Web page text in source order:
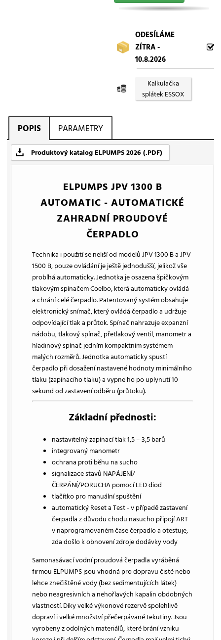
ODESÍLÁME
ZÍTRA -
10.8.2026
Kalkulačka
splátek ESSOX
POPIS PARAMETRY
Produktový katalog ELPUMPS 2026 (.PDF)
ELPUMPS JPV 1300 B
AUTOMATIC - AUTOMATICKÉ
ZAHRADNÍ PROUDOVÉ
ČERPADLO
Technika i použití se neliší od modelů JPV 1300 B a JPV
1500 B, pouze ovládání je ještě jednodušší, jelikož vše
probíhá automaticky. Jednotka je osazena špičkovým
tlakovým spínačem Coelbo, která automaticky ovládá
a chrání celé čerpadlo. Patentovaný systém obsahuje
elektronický snímač, který ovládá čerpadlo a udržuje
odpovídající tlak a průtok. Spínač nahrazuje expanzní
nádobu, tlakový spínač, přetlakový ventil, manometr a
hladinový spínač jedním kompaktním systémem
malých rozměrů. Jednotka automaticky spustí
čerpadlo při dosažení nastavené hodnoty minimálního
tlaku (zapínacího tlaku) a vypne ho po uplynutí 10
sekund od zastavení odběru (průtoku).
Základní přednosti:
nastavitelný zapínací tlak 1,5 – 3,5 barů
integrovaný manometr
ochrana proti běhu na sucho
signalizace stavů NAPÁJENÍ/
ČERPÁNÍ/PORUCHA pomocí LED diod
tlačítko pro manuální spuštění
automatický Reset a Test - v případě zastavení
čerpadla z důvodu chodu nasucho připojí ART
v naprogramovaném čase čerpadlo a otestuje,
zda došlo k obnovení zdroje dodávky vody
Samonasávací vodní proudová čerpadla vyráběná
firmou ELPUMPS jsou vhodná pro dopravu čisté nebo
lehce znečištěné vody (bez sedimentujících látek)
nebo neagresivních a nehořlavých kapalin obdobných
vlastností. Díky velké výkonové rezervě spolehlivě
dopraví i velké množství přečerpávané tekutiny. Jsou
vyrobeny z odolných materiálů, které brání vzniku